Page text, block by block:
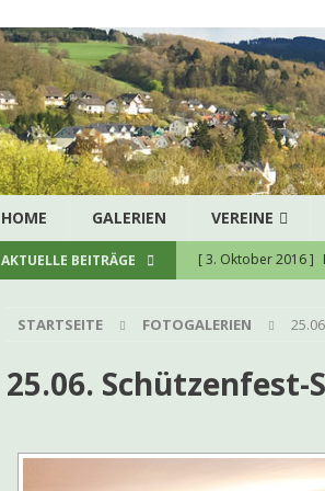
HOME GALERIEN VEREINE
AKTUELLE BEITRÄGE [ 3. Oktober 2016 ]
zukunftssichere
[ 8. Juli 2026 ]
[ 9. Juni 2026 ]
STARTSEITE FOTOGALERIEN
25.06. Schützenfest-